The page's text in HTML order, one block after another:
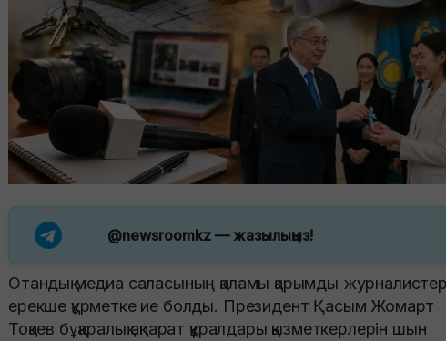
@newsroomkz— жазылыңыз!
Отандық медиа саласының қаламы қарымды
ерекше құрметке ие болды. Президент Қасым Жомарт
Тоқаев бұқаралық ақпарат құралдары қызметкерлерін шын